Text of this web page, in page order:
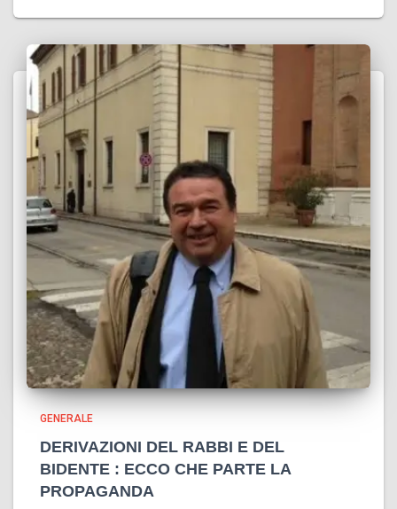
GENERALE
DERIVAZIONI DEL RABBI E DEL
BIDENTE : ECCO CHE PARTE LA
PROPAGANDA